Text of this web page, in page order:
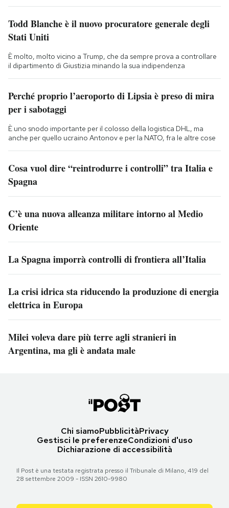
Todd Blanche è il nuovo procuratore generale degli
Stati Uniti
È molto, molto vicino a Trump, che da sempre prova a controllare
il dipartimento di Giustizia minando la sua indipendenza
Perché proprio l’aeroporto di Lipsia è preso di mira
per i sabotaggi
È uno snodo importante per il colosso della logistica DHL, ma
anche per quello ucraino Antonov e per la NATO, fra le altre cose
Cosa vuol dire “reintrodurre i controlli” tra Italia e
Spagna
C’è una nuova alleanza militare intorno al Medio
Oriente
La Spagna imporrà controlli di frontiera all’Italia
La crisi idrica sta riducendo la produzione di energia
elettrica in Europa
Milei voleva dare più terre agli stranieri in
Argentina, ma gli è andata male
Chi siamoPubblicitàPrivacy
Gestisci le preferenzeCondizioni d'uso
Dichiarazione di accessibilità
Il Post è una testata registrata presso il Tribunale di Milano, 419 del
28 settembre 2009 - ISSN 2610-9980